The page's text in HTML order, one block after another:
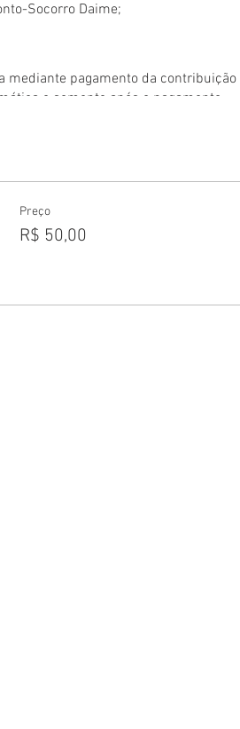
Socorro Daime;​
pagamento da
e somente após o pagamento.​
o e-mail
Preço
R$ 50,00